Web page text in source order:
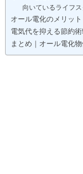
向いているライフ
オール電化のメリッ
電気代を抑える節約術
まとめ｜オール電化